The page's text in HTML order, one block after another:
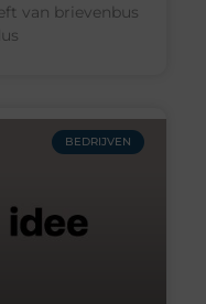
van brievenbus
BEDRIJVEN